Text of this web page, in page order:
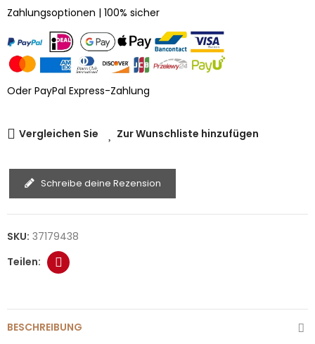
Zahlungsoptionen | 100% sicher
Oder PayPal Express-Zahlung
Vergleichen Sie Zur Wunschliste hinzufügen
Schreibe deine Rezension
SKU: 37179438
BESCHREIBUNG